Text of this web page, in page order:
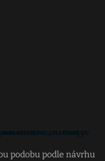
podobu podle návrhu